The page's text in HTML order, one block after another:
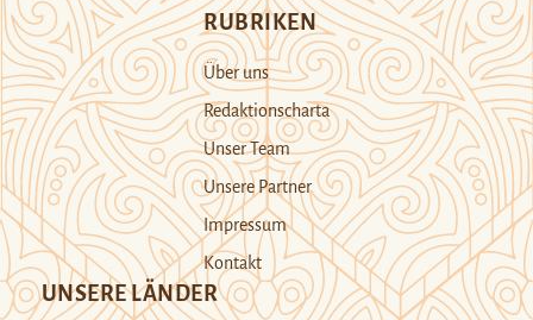
RUBRIKEN
Über uns
Redaktionscharta
Unser Team
Unsere Partner
Impressum
Kontakt
UNSERE LÄNDER